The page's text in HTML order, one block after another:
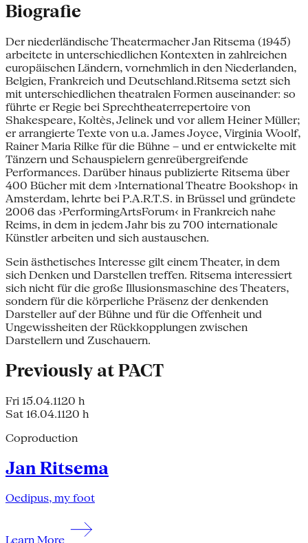
Biografie
Der niederländische Theatermacher Jan Ritsema (1945)
arbeitete in unterschiedlichen Kontexten in zahlreichen
europäischen Ländern, vornehmlich in den Niederlanden,
Belgien, Frankreich und Deutschland.Ritsema setzt sich
mit unterschiedlichen theatralen Formen auseinander: so
führte er Regie bei Sprechtheaterrepertoire von
Shakespeare, Koltès, Jelinek und vor allem Heiner Müller;
er arrangierte Texte von u.a. James Joyce, Virginia Woolf,
Rainer Maria Rilke für die Bühne – und er entwickelte mit
Tänzern und Schauspielern genreübergreifende
Performances. Darüber hinaus publizierte Ritsema über
400 Bücher mit dem ›International Theatre Bookshop‹ in
Amsterdam, lehrte bei P.A.R.T.S. in Brüssel und gründete
2006 das ›PerformingArtsForum‹ in Frankreich nahe
Reims, in dem in jedem Jahr bis zu 700 internationale
Künstler arbeiten und sich austauschen.
Sein ästhetisches Interesse gilt einem Theater, in dem
sich Denken und Darstellen treffen. Ritsema interessiert
sich nicht für die große Illusionsmaschine des Theaters,
sondern für die körperliche Präsenz der denkenden
Darsteller auf der Bühne und für die Offenheit und
Ungewissheiten der Rückkopplungen zwischen
Darstellern und Zuschauern.
Previously at PACT
Fri 15.04.1120 h
Sat 16.04.1120 h
Coproduction
Jan Ritsema
Oedipus, my foot
Learn More